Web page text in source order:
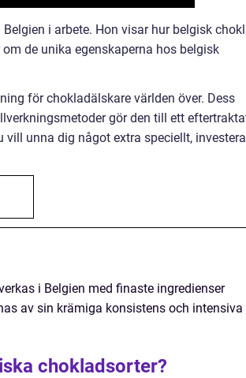
i arbete. Hon visar hur belgisk
de unika egenskaperna hos belgisk
för chokladälskare världen över. Dess
gör den till ett
unna dig något extra speciellt,
i Belgien med finaste ingredienser
av sin krämiga konsistens och intensiva
chokladsorter?